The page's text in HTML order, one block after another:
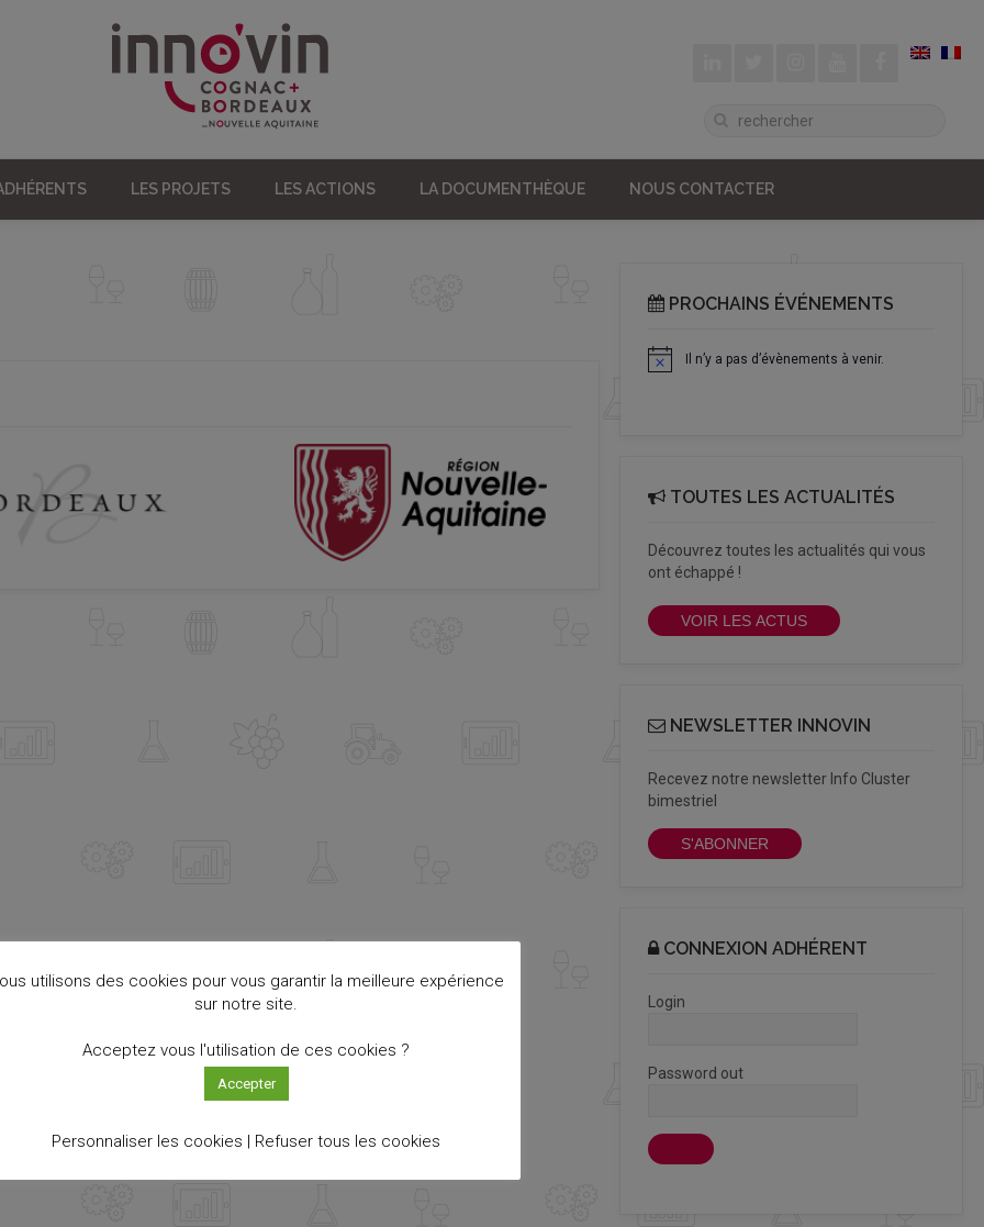
LES PROJETS LES ACTIONS LA DOCUMENTHÈQUE NOUS CONTACTER
PROCHAINS ÉVÉNEMENTS
Notice Il n’y a pas d’évènements à venir.
TOUTES LES ACTUALITÉS
Découvrez toutes les actualités qui vous
ont échappé !
VOIR LES ACTUS
NEWSLETTER INNOVIN
Recevez notre newsletter Info Cluster
bimestriel
S'ABONNER
CONNEXION ADHÉRENT
Login
Password out
utilisons des cookies pour vous garantir la meilleure expérience
sur notre site.
Acceptez vous l'utilisation de ces cookies ?
Accepter
Personnaliser les cookies | Refuser tous les cookies